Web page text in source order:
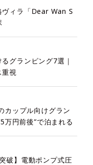
ィラ「Dear Wan S
グランピング7選｜
視
カップル向けグラン
万円前後”で泊まれる
破】電動ポンプ式圧